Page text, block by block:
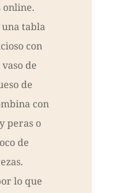
online.
tabla
con
de
de
con
peras o
de
lo que